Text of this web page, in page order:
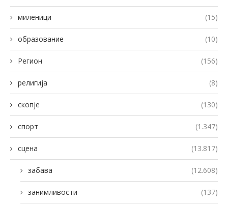
миленици (15)
образование (10)
Регион (156)
религија (8)
скопје (130)
спорт (1.347)
сцена (13.817)
забава (12.608)
занимливости (137)